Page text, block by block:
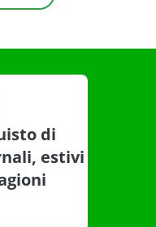
di
estivi